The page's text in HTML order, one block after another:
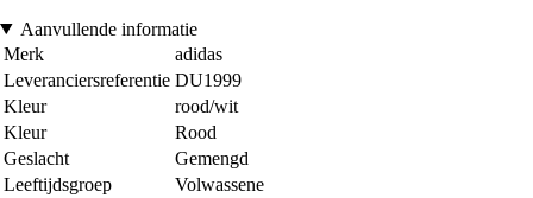
Aanvullende informatie
Merk
adidas
Leveranciersreferentie DU1999
Kleur
rood/wit
Kleur
Rood
Geslacht
Gemengd
Leeftijdsgroep
Volwassene